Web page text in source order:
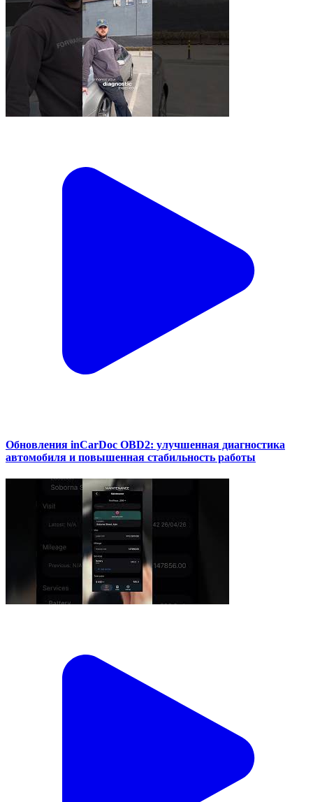
Обновления inCarDoc OBD2: улучшенная диагностика
автомобиля и повышенная стабильность работы